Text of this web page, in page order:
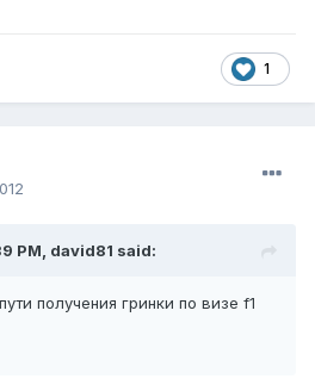
1
PM, david81 said:
получения гринки по визе f1